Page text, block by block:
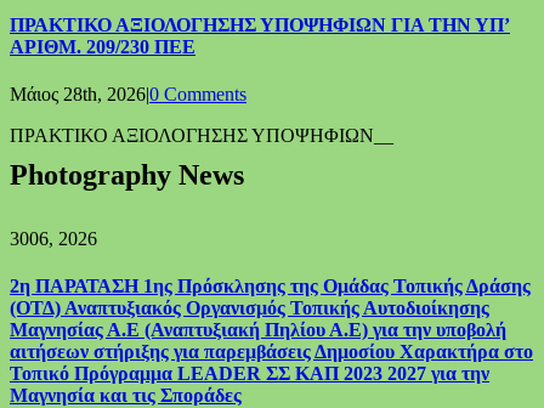
ΠΡΑΚΤΙΚΟ ΑΞΙΟΛΟΓΗΣΗΣ ΥΠΟΨΗΦΙΩΝ ΓΙΑ ΤΗΝ ΥΠ’
ΑΡΙΘΜ. 209/230 ΠΕΕ
Μάιος 28th, 2026|0 Comments
ΠΡΑΚΤΙΚΟ ΑΞΙΟΛΟΓΗΣΗΣ ΥΠΟΨΗΦΙΩΝ__
Photography News
3006, 2026
2η ΠΑΡΑΤΑΣΗ 1ης Πρόσκλησης της Ομάδας Τοπικής Δράσης
(ΟΤΔ) Αναπτυξιακός Οργανισμός Τοπικής Αυτοδιοίκησης
Μαγνησίας Α.Ε (Αναπτυξιακή Πηλίου Α.Ε) για την υποβολή
αιτήσεων στήριξης για παρεμβάσεις Δημοσίου Χαρακτήρα στο
Τοπικό Πρόγραμμα LEADER ΣΣ ΚΑΠ 2023 2027 για την
Μαγνησία και τις Σποράδες